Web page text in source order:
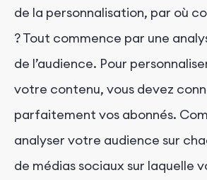
de la personnalisation, par où
? Tout commence par une
de l’audience. Pour
votre contenu, vous devez
parfaitement vos abonnés.
analyser votre audience sur
de médias sociaux sur laquelle